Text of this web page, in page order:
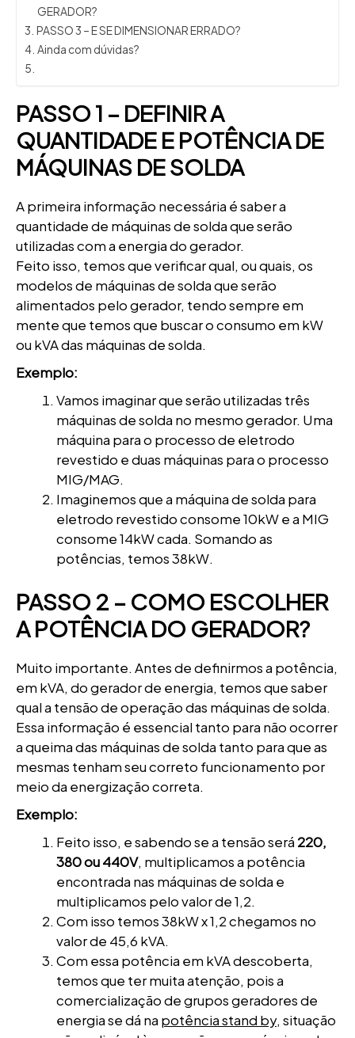
GERADOR?
PASSO 3 – E SE DIMENSIONAR ERRADO?
Ainda com dúvidas?
PASSO 1 – DEFINIR A
QUANTIDADE E POTÊNCIA DE
MÁQUINAS DE SOLDA
A primeira informação necessária é saber a
quantidade de máquinas de solda que serão
utilizadas com a energia do gerador.
Feito isso, temos que verificar qual, ou quais, os
modelos de máquinas de solda que serão
alimentados pelo gerador, tendo sempre em
mente que temos que buscar o consumo em kW
ou kVA das máquinas de solda.
Exemplo:
Vamos imaginar que serão utilizadas três
máquinas de solda no mesmo gerador. Uma
máquina para o processo de eletrodo
revestido e duas máquinas para o processo
MIG/MAG.
Imaginemos que a máquina de solda para
eletrodo revestido consome 10kW e a MIG
consome 14kW cada. Somando as
potências, temos 38kW.
PASSO 2 – COMO ESCOLHER
A POTÊNCIA DO GERADOR?
Muito importante. Antes de definirmos a potência,
em kVA, do gerador de energia, temos que saber
qual a tensão de operação das máquinas de solda.
Essa informação é essencial tanto para não ocorrer
a queima das máquinas de solda tanto para que as
mesmas tenham seu correto funcionamento por
meio da energização correta.
Exemplo:
Feito isso, e sabendo se a tensão será 220,
380 ou 440V, multiplicamos a potência
encontrada nas máquinas de solda e
multiplicamos pelo valor de 1,2.
Com isso temos 38kW x 1,2 chegamos no
valor de 45,6 kVA.
Com essa potência em kVA descoberta,
temos que ter muita atenção, pois a
comercialização de grupos geradores de
energia se dá na potência stand by, situação